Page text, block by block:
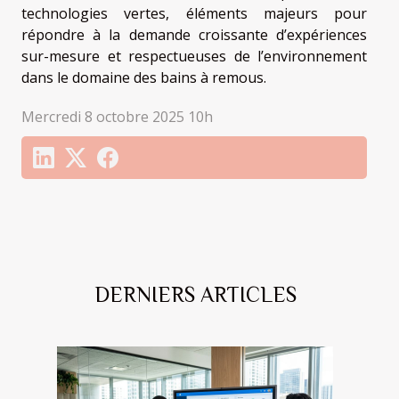
technologies vertes, éléments majeurs pour
répondre à la demande croissante d’expériences
sur-mesure et respectueuses de l’environnement
dans le domaine des bains à remous.
Mercredi 8 octobre 2025 10h
DERNIERS ARTICLES